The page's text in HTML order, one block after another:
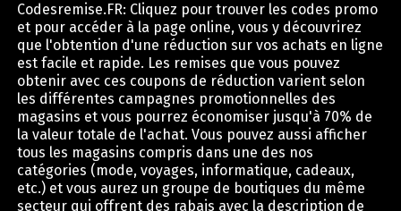
Codesremise.FR: Cliquez pour trouver les codes promo
et pour accéder à la page online, vous y découvrirez
que l'obtention d'une réduction sur vos achats en ligne
est facile et rapide. Les remises que vous pouvez
obtenir avec ces coupons de réduction varient selon
les différentes campagnes promotionnelles des
magasins et vous pourrez économiser jusqu'à 70% de
la valeur totale de l'achat. Vous pouvez aussi afficher
tous les magasins compris dans une des nos
catégories (mode, voyages, informatique, cadeaux,
etc.) et vous aurez un groupe de boutiques du même
secteur qui offrent des rabais avec la description de